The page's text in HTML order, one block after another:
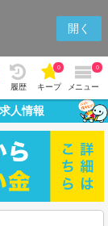
開く
履歴 キープ
0
メニュー
0
人情報